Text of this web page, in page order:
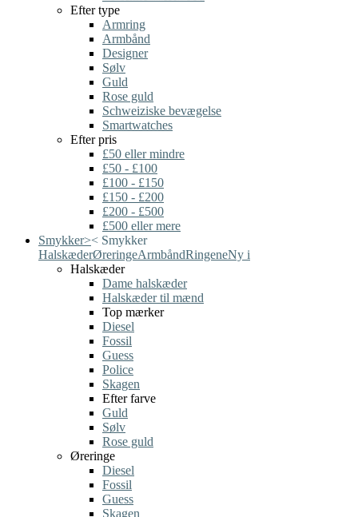
Efter type
Armring
Armbånd
Designer
Sølv
Guld
Rose guld
Schweiziske bevægelse
Smartwatches
Efter pris
£50 eller mindre
£50 - £100
£100 - £150
£150 - £200
£200 - £500
£500 eller mere
Smykker>< Smykker
HalskæderØreringeArmbåndRingeneNy i
Halskæder
Dame halskæder
Halskæder til mænd
Top mærker
Diesel
Fossil
Guess
Police
Skagen
Efter farve
Guld
Sølv
Rose guld
Øreringe
Diesel
Fossil
Guess
Skagen